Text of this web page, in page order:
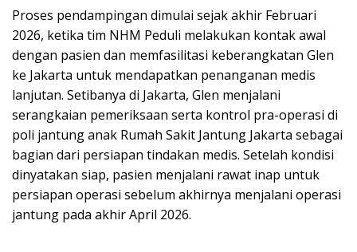
Proses pendampingan dimulai sejak akhir Februari
2026, ketika tim NHM Peduli melakukan kontak awal
dengan pasien dan memfasilitasi keberangkatan Glen
ke Jakarta untuk mendapatkan penanganan medis
lanjutan. Setibanya di Jakarta, Glen menjalani
serangkaian pemeriksaan serta kontrol pra-operasi di
poli jantung anak Rumah Sakit Jantung Jakarta sebagai
bagian dari persiapan tindakan medis. Setelah kondisi
dinyatakan siap, pasien menjalani rawat inap untuk
persiapan operasi sebelum akhirnya menjalani operasi
jantung pada akhir April 2026.